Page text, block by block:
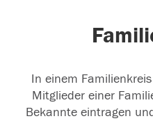
In einem
Mitglieder einer
Bekannte eintragen